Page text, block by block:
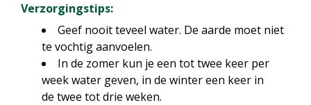
Verzorgingstips:
Geef nooit teveel water. De aarde moet niet
te vochtig aanvoelen.
In de zomer kun je een tot twee keer per
week water geven, in de winter een keer in
de twee tot drie weken.